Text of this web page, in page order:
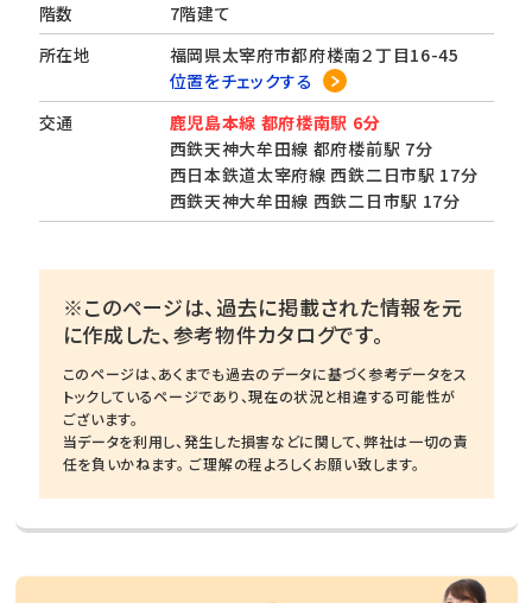
階数
7階建て
所在地
福岡県太宰府市都府楼南２丁目16-45
位置をチェックする
交通
鹿児島本線 都府楼南駅 6分
西鉄天神大牟田線 都府楼前駅 7分
西日本鉄道太宰府線 西鉄二日市駅 17分
西鉄天神大牟田線 西鉄二日市駅 17分
※このページは、過去に掲載された情報を元
に作成した、参考物件カタログです。
このページは、あくまでも過去のデータに基づく参考データをス
トックしているページであり、現在の状況と相違する可能性が
ございます。
当データを利用し、発生した損害などに関して、弊社は一切の責
任を負いかねます。 ご理解の程よろしくお願い致します。